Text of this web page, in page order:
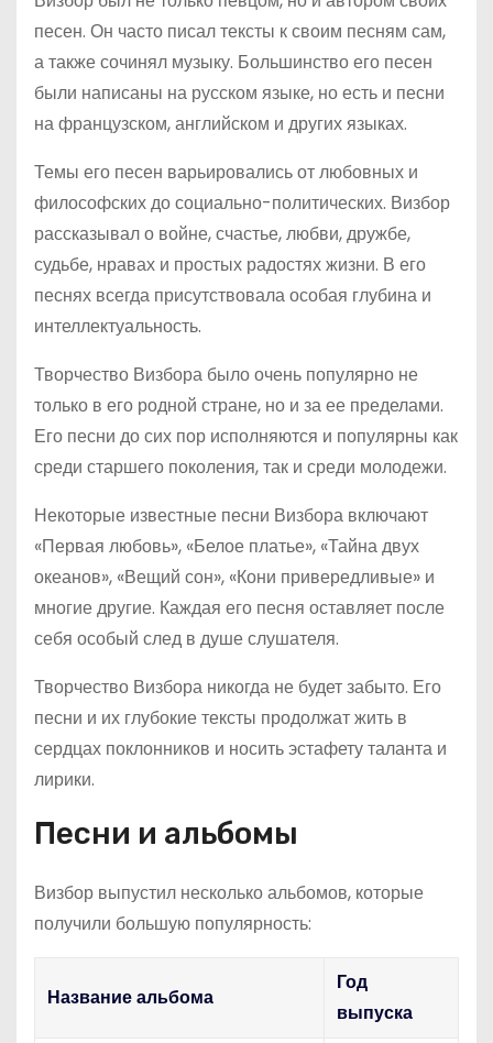
песен. Он часто писал тексты к своим песням сам,
а также сочинял музыку. Большинство его песен
были написаны на русском языке, но есть и песни
на французском, английском и других языках.
Темы его песен варьировались от любовных и
философских до социально-политических. Визбор
рассказывал о войне, счастье, любви, дружбе,
судьбе, нравах и простых радостях жизни. В его
песнях всегда присутствовала особая глубина и
интеллектуальность.
Творчество Визбора было очень популярно не
только в его родной стране, но и за ее пределами.
Его песни до сих пор исполняются и популярны как
среди старшего поколения, так и среди молодежи.
Некоторые известные песни Визбора включают
«Первая любовь», «Белое платье», «Тайна двух
океанов», «Вещий сон», «Кони привередливые» и
многие другие. Каждая его песня оставляет после
себя особый след в душе слушателя.
Творчество Визбора никогда не будет забыто. Его
песни и их глубокие тексты продолжат жить в
сердцах поклонников и носить эстафету таланта и
лирики.
Песни и альбомы
Визбор выпустил несколько альбомов, которые
получили большую популярность:
Название альбома
Год
выпуска